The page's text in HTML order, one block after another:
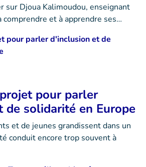
sur Djoua Kalimoudou, enseignant
comprendre et à apprendre ses…
pour parler
de solidarité en Europe
et de jeunes grandissent dans un
conduit encore trop souvent à